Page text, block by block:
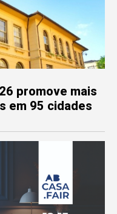
promove mais
em 95 cidades